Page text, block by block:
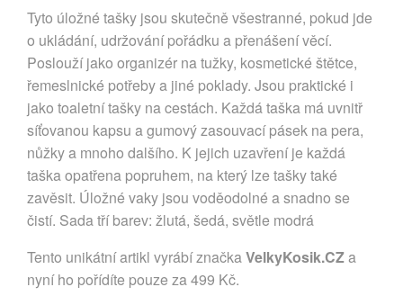
Tyto úložné tašky jsou skutečně všestranné, pokud jde
o ukládání, udržování pořádku a přenášení věcí.
Poslouží jako organizér na tužky, kosmetické štětce,
řemeslnické potřeby a jiné poklady. Jsou praktické i
jako toaletní tašky na cestách. Každá taška má uvnitř
síťovanou kapsu a gumový zasouvací pásek na pera,
nůžky a mnoho dalšího. K jejich uzavření je každá
taška opatřena popruhem, na který lze tašky také
zavěsit. Úložné vaky jsou voděodolné a snadno se
čistí. Sada tří barev: žlutá, šedá, světle modrá
Tento unikátní artikl vyrábí značkaVelkyKosik.CZa
nyní ho pořídíte pouze za 499 Kč.